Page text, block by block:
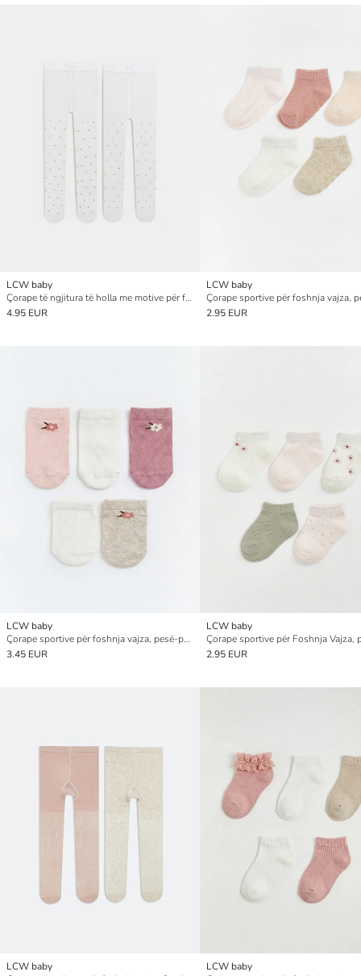
LCW baby
Çorape të ngjitura të holla me motive për foshnja vajza, 2 copë
4.95 EUR
LCW baby
2.95 EUR
LCW baby
Çorape sportive për foshnja vajza, pesë-pako
3.45 EUR
LCW baby
2.95 EUR
LCW baby
LCW baby